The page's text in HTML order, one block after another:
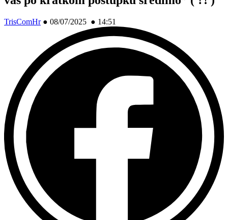
TrisComHr● 08/07/2025 ● 14:51